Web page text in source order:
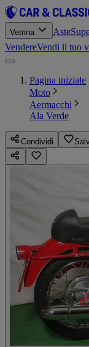
Vetrina Aste
VendereVendi il tuo
Pagina iniziale
Moto
Aermacchi
Ala Verde
Condividi